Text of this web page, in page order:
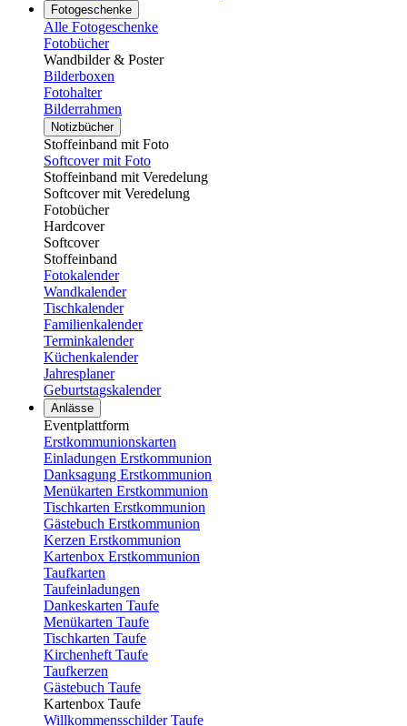
Fotogeschenke
Alle Fotogeschenke
Fotobücher
Wandbilder & Poster
Bilderboxen
Fotohalter
Bilderrahmen
Notizbücher
Stoffeinband mit Foto
Softcover mit Foto
Stoffeinband mit Veredelung
Softcover mit Veredelung
Fotobücher
Hardcover
Softcover
Stoffeinband
Fotokalender
Wandkalender
Tischkalender
Familienkalender
Terminkalender
Küchenkalender
Jahresplaner
Geburtstagskalender
Anlässe
Eventplattform
Erstkommunionskarten
Einladungen Erstkommunion
Danksagung Erstkommunion
Menükarten Erstkommunion
Tischkarten Erstkommunion
Gästebuch Erstkommunion
Kerzen Erstkommunion
Kartenbox Erstkommunion
Taufkarten
Taufeinladungen
Dankeskarten Taufe
Menükarten Taufe
Tischkarten Taufe
Kirchenheft Taufe
Taufkerzen
Gästebuch Taufe
Kartenbox Taufe
Willkommensschilder Taufe